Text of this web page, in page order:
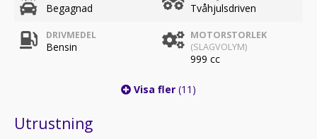
Begagnad Tvåhjulsdriven
DRIVMEDEL
Bensin
MOTORSTORLEK
(SLAGVOLYM)
999 cc
Visa fler (11)
Utrustning